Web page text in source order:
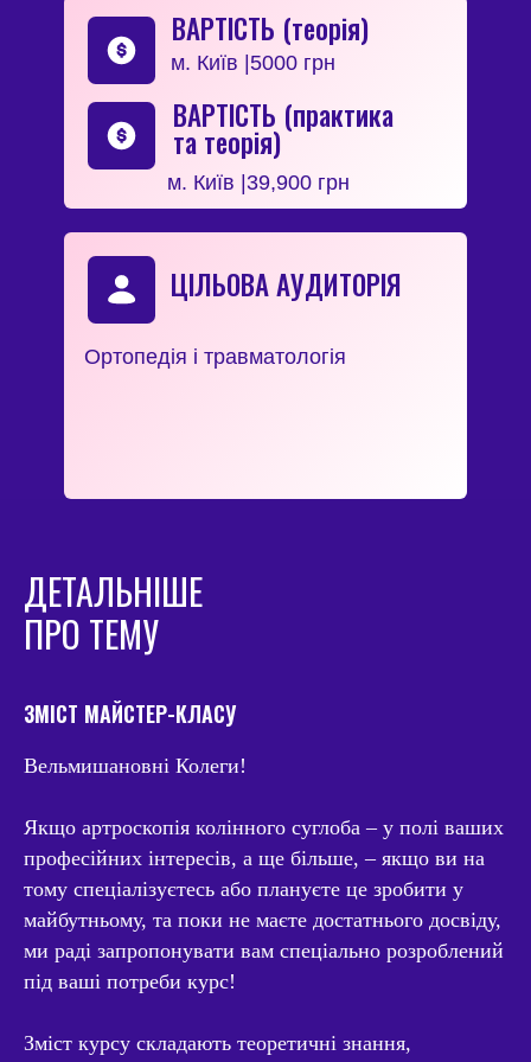
м. Київ |5000 грн
м. Київ |39,900 грн
ВАРТІСТЬ (теорія)
ВАРТІСТЬ (практика
та теорія)
ЦІЛЬОВА АУДИТОРІЯ
Ортопедія і травматологія
ДЕТАЛЬНІШЕ
ПРО ТЕМУ
ЗМІСТ МАЙСТЕР-КЛАСУ
Вельмишановні Колеги!
Якщо артроскопія колінного суглоба – у полі ваших
професійних інтересів, а ще більше, – якщо ви на
тому спеціалізуєтесь або плануєте це зробити у
майбутньому, та поки не маєте достатнього досвіду,
ми раді запропонувати вам спеціально розроблений
під ваші потреби курс!
Зміст курсу складають теоретичні знання,